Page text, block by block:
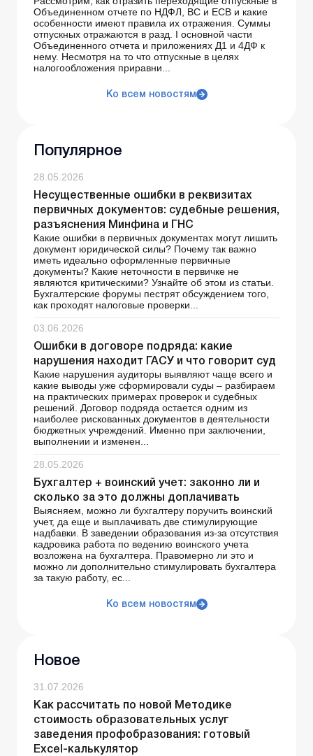
Объединенном отчете по НДФЛ, ВС и ЕСВ и какие
особенности имеют правила их отражения. Суммы
отпускных отражаются в разд. І основной части
Объединенного отчета и приложениях Д1 и 4ДФ к
нему. Несмотря на то что отпускные в целях
налогообложения приравни...
Ко всем новостям
Популярное
28.05.2026
Несущественные ошибки в реквизитах
первичных документов: судебные решения,
разъяснения Минфина и ГНС
Какие ошибки в первичных документах могут лишить
документ юридической силы? Почему так важно
иметь идеально оформленные первичные
документы? Какие неточности в первичке не
являются критическими? Узнайте об этом из статьи.
Бухгалтерские форумы пестрят обсуждением того,
как проходят налоговые проверки...
03.06.2026
Ошибки в договоре подряда: какие
нарушения находит ГАСУ и что говорит суд
Какие нарушения аудиторы выявляют чаще всего и
какие выводы уже сформировали суды – разбираем
на практических примерах проверок и судебных
решений. Договор подряда остается одним из
наиболее рискованных документов в деятельности
бюджетных учреждений. Именно при заключении,
выполнении и изменен...
28.05.2026
Бухгалтер + воинский учет: законно ли и
сколько за это должны доплачивать
Выясняем, можно ли бухгалтеру поручить воинский
учет, да еще и выплачивать две стимулирующие
надбавки. В заведении образования из-за отсутствия
кадровика работа по ведению воинского учета
возложена на бухгалтера. Правомерно ли это и
можно ли дополнительно стимулировать бухгалтера
за такую работу, ес...
Ко всем новостям
Новое
31.07.2026
Как рассчитать по новой Методике
стоимость образовательных услуг
заведения профобразования: готовый
Excel-калькулятор